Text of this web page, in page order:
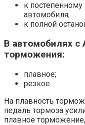
к
автомобиля;
к полной
В автомобилях
торможения:
плавное;
резкое.
На плавность
педаль тормоза
плавное